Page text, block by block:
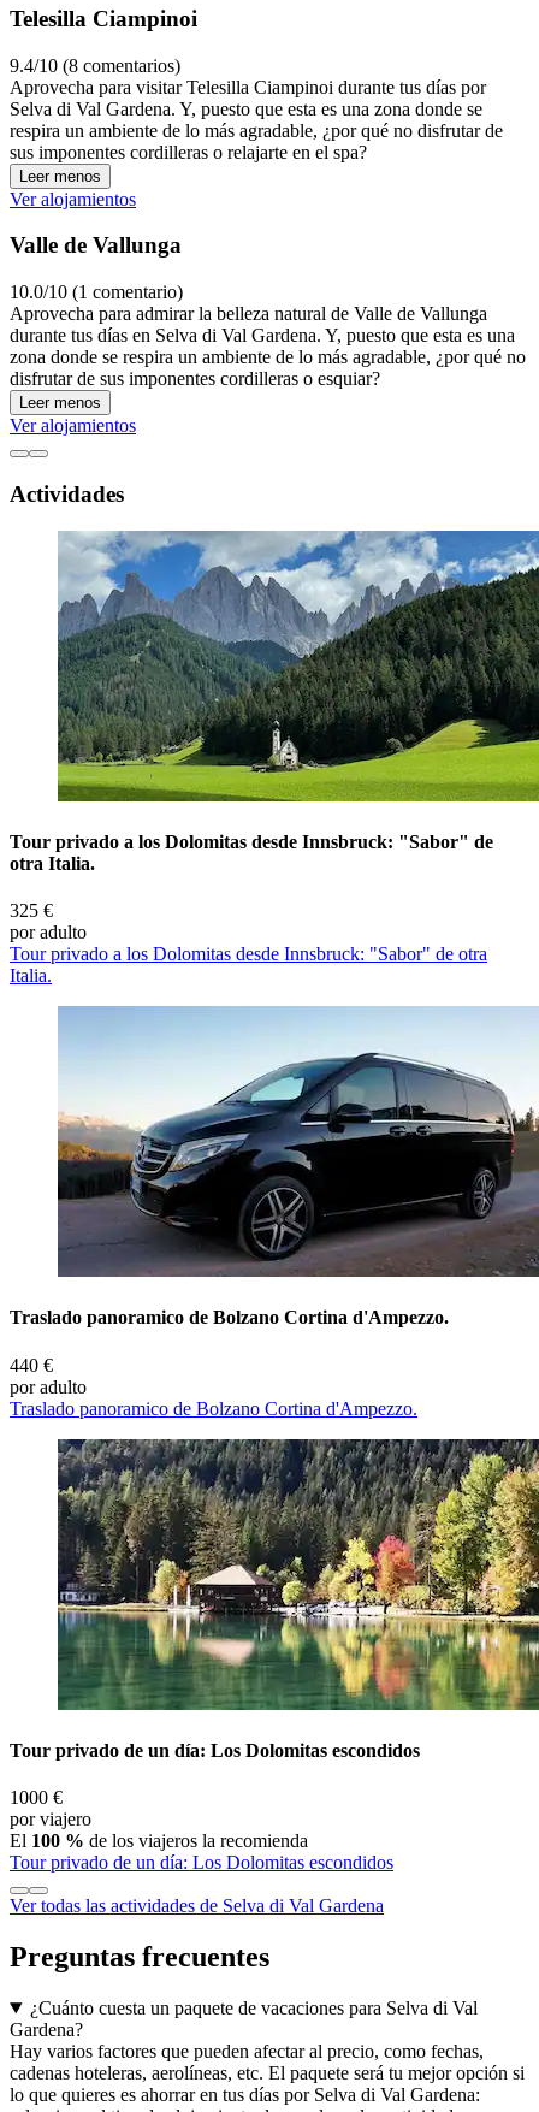
Telesilla Ciampinoi
9.4/10 (8 comentarios)
Aprovecha para visitar Telesilla Ciampinoi durante tus días por
Selva di Val Gardena. Y, puesto que esta es una zona donde se
respira un ambiente de lo más agradable, ¿por qué no disfrutar de
sus imponentes cordilleras o relajarte en el spa?
Leer menos
Ver alojamientos
Valle de Vallunga
10.0/10 (1 comentario)
Aprovecha para admirar la belleza natural de Valle de Vallunga
durante tus días en Selva di Val Gardena. Y, puesto que esta es una
zona donde se respira un ambiente de lo más agradable, ¿por qué no
disfrutar de sus imponentes cordilleras o esquiar?
Leer menos
Ver alojamientos
Actividades
Tour privado a los Dolomitas desde Innsbruck: "Sabor" de
otra Italia.
325 €
por adulto
Tour privado a los Dolomitas desde Innsbruck: "Sabor" de otra
Italia.
Traslado panoramico de Bolzano Cortina d'Ampezzo.
440 €
por adulto
Traslado panoramico de Bolzano Cortina d'Ampezzo.
Tour privado de un día: Los Dolomitas escondidos
1000 €
por viajero
El 100 % de los viajeros la recomienda
Tour privado de un día: Los Dolomitas escondidos
Ver todas las actividades de Selva di Val Gardena
Preguntas frecuentes
¿Cuánto cuesta un paquete de vacaciones para Selva di Val
Gardena?
Hay varios factores que pueden afectar al precio, como fechas,
cadenas hoteleras, aerolíneas, etc. El paquete será tu mejor opción si
lo que quieres es ahorrar en tus días por Selva di Val Gardena: